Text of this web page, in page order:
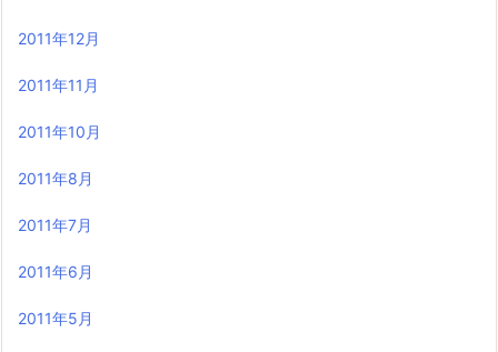
2011年12月
2011年11月
2011年10月
2011年8月
2011年7月
2011年6月
2011年5月